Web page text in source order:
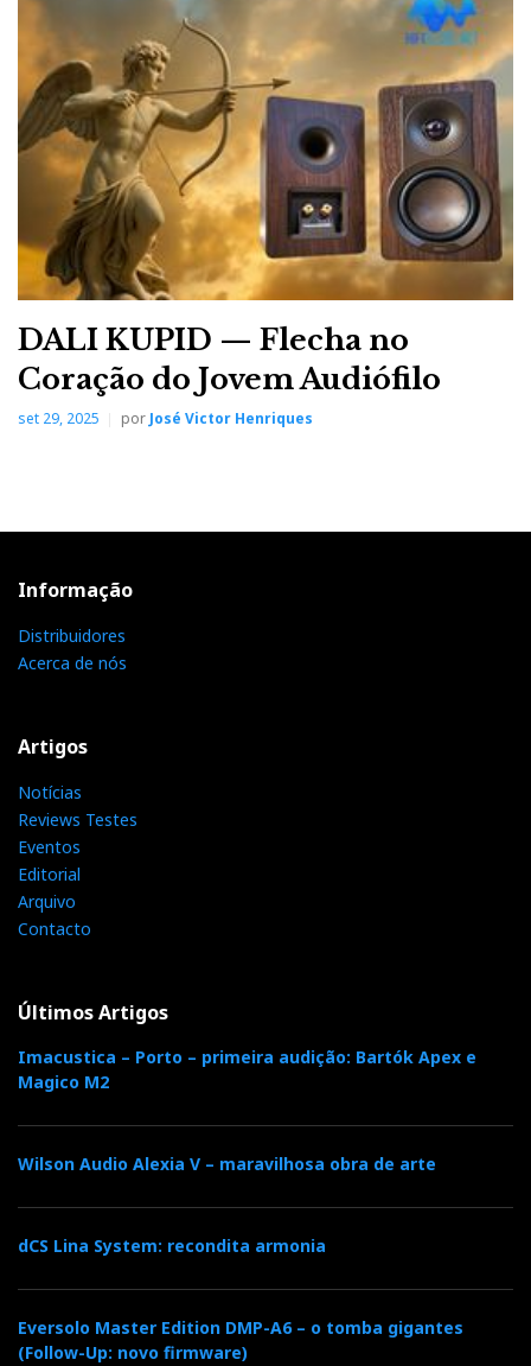
DALI KUPID — Flecha no
Coração do Jovem Audiófilo
set 29, 2025 porJosé Victor Henriques
Informação
Distribuidores
Acerca de nós
Artigos
Notícias
Reviews Testes
Eventos
Editorial
Arquivo
Contacto
Últimos Artigos
Imacustica – Porto – primeira audição: Bartók Apex e
Magico M2
Wilson Audio Alexia V – maravilhosa obra de arte
dCS Lina System: recondita armonia
Eversolo Master Edition DMP-A6 – o tomba gigantes
(Follow-Up: novo firmware)